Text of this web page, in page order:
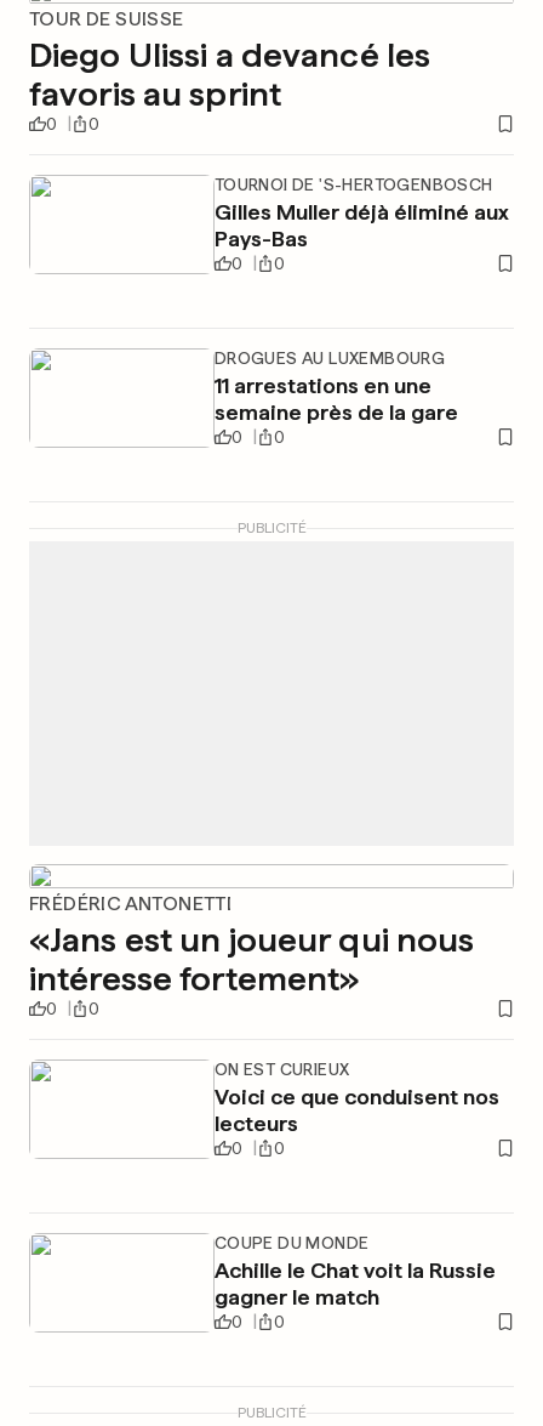
TOUR DE SUISSE
Diego Ulissi a devancé les
favoris au sprint
0 0
TOURNOI DE 'S-HERTOGENBOSCH
Gilles Muller déjà éliminé aux
Pays-Bas
0 0
DROGUES AU LUXEMBOURG
11 arrestations en une
semaine près de la gare
0 0
PUBLICITÉ
FRÉDÉRIC ANTONETTI
«Jans est un joueur qui nous
intéresse fortement»
0 0
ON EST CURIEUX
Voici ce que conduisent nos
lecteurs
0 0
COUPE DU MONDE
Achille le Chat voit la Russie
gagner le match
0 0
PUBLICITÉ